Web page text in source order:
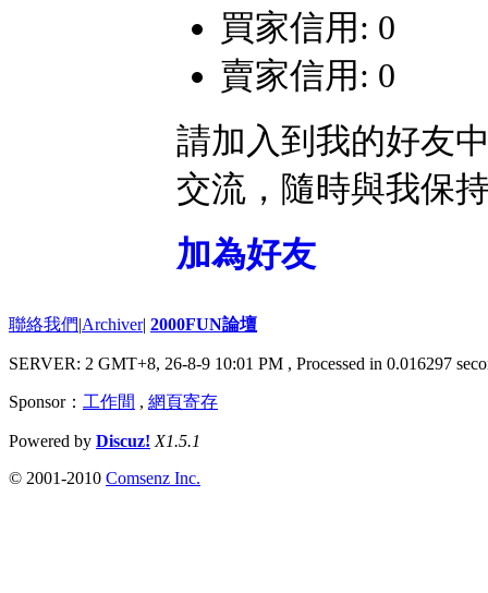
買家信用: 0
賣家信用: 0
請加入到我的好友
交流，隨時與我保
加為好友
聯絡我們|Archiver| 2000FUN論壇
SERVER: 2 GMT+8, 26-8-9 10:01 PM , Processed in 0.016297
Sponsor： 工作間 , 網頁寄存
Powered by Discuz! X1.5.1
© 2001-2010 Comsenz Inc.